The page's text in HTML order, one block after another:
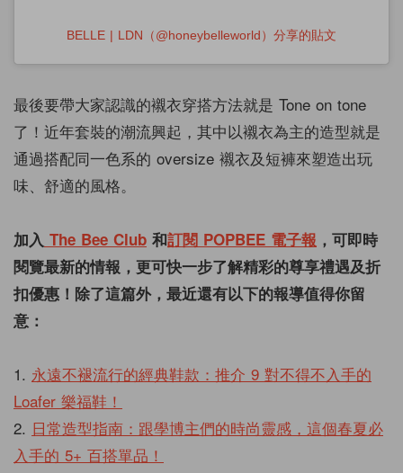
BELLE | LDN（@honeybelleworld）分享的貼文
最後要帶大家認識的襯衣穿搭方法就是 Tone on tone
了！近年套裝的潮流興起，其中以襯衣為主的造型就是
通過搭配同一色系的 oversize 襯衣及短褲來塑造出玩
味、舒適的風格。
加入 The Bee Club 和訂閱 POPBEE 電子報 ，可即時
閱覽最新的情報，更可快一步了解精彩的尊享禮遇及折
扣優惠！除了這篇外，最近還有以下的報導值得你留
意：
1. 永遠不褪流行的經典鞋款：推介 9 對不得不入手的
Loafer 樂福鞋！
2. 日常造型指南：跟學博主們的時尚靈感，這個春夏必
入手的 5+ 百搭單品！